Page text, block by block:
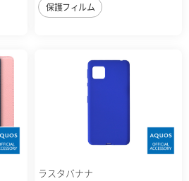
保護フィルム
ラスタバナナ